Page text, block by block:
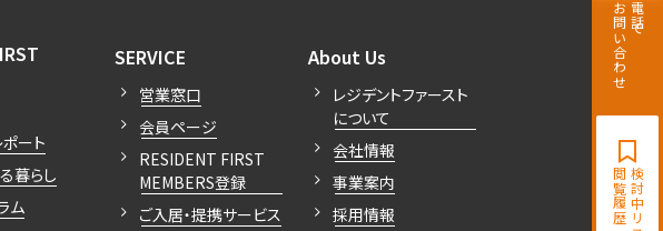
電話で
お問い合わせ
検討中リスト
閲覧履歴
ート
暮らし
ム
SERVICE
営業窓口
会員ページ
RESIDENT FIRST
MEMBERS登録
ご入居・提携サービス
About Us
レジデントファースト
について
会社情報
事業案内
採用情報